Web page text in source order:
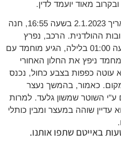
מאוד יועמד לדין.
מכתב האישום עולה כי בתאריך 2.1.2023 בשעה 16:55, חנה
ההולדנית. הרכב, נפרץ
ונגנב. כך הכל התרחש, בשעה 01:00 בלילה, הגיע מוחמד עם
ניפץ את החלון האחורי
כפפות בצבע כחול, נכנס
כאמור, בהמשך נעצר
השוטר שמשון גלעד. למרות
שוהה במעצר ומבין כותלי
באייטם שתפו אותנו.